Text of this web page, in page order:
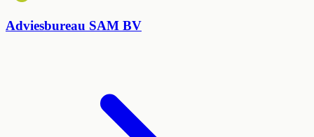
Adviesbureau SAM BV